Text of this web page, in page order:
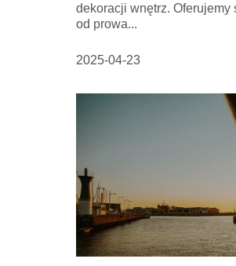
dekoracji wnętrz. Oferujemy
od prowa...
2025-04-23